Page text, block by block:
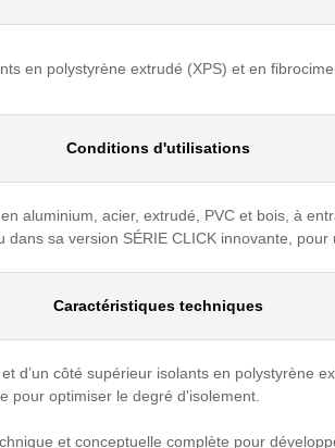
en polystyrène extrudé (XPS) et en
Conditions d'utilisations
aluminium, acier, extrudé, PVC et bois, à
sa version SÉRIE CLICK innovante,
Caractéristiques techniques
d’un côté supérieur isolants en polystyrène
pour optimiser le degré d'isolement.
et conceptuelle complète pour